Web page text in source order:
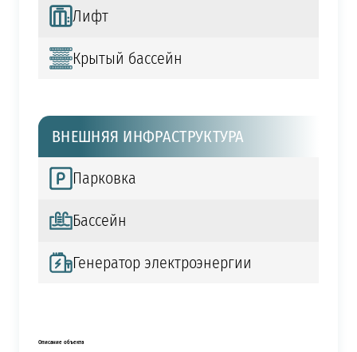
Лифт
Крытый бассейн
ВНЕШНЯЯ ИНФРАСТРУКТУРА
Парковка
Бассейн
Генератор электроэнергии
Описание объекта